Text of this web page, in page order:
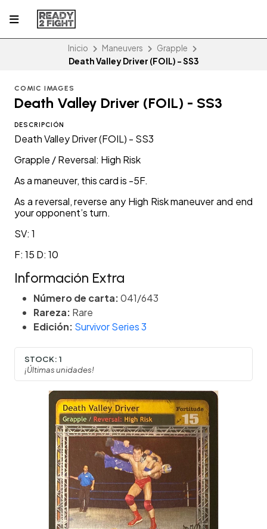
Inicio Maneuvers
Grapple
Death Valley Driver (FOIL) - SS3
COMIC IMAGES
Death Valley Driver (FOIL) - SS3
DESCRIPCIÓN
Death Valley Driver (FOIL) - SS3
Grapple / Reversal: High Risk
As a maneuver, this card is -5F.
As a reversal, reverse any High Risk maneuver and end
your opponent’s turn.
SV: 1
F: 15 D: 10
Información Extra
Número de carta:041/643
Rareza: Rare
Edición: Survivor Series 3
STOCK: 1
¡Últimas unidades!